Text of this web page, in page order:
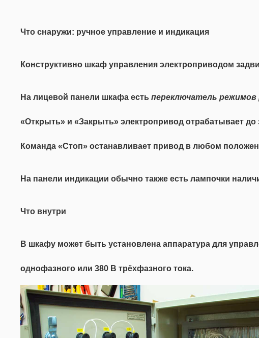
Что снаружи: ручное управление и индикация
Конструктивно шкаф управления электроприводом
На лицевой панели шкафа есть переключатель режимов
«Открыть» и «Закрыть» электропривод отрабатывает
Команда «Стоп» останавливает привод в любом
На панели индикации обычно также есть лампочки
Что внутри
В шкафу может быть установлена аппаратура для
однофазного или 380 В трёхфазного тока.